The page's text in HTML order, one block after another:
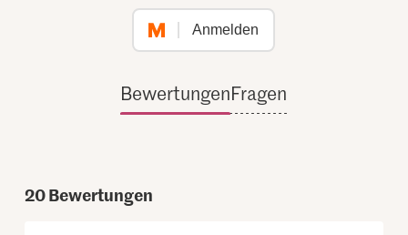
Anmelden
BewertungenFragen
20Bewertungen